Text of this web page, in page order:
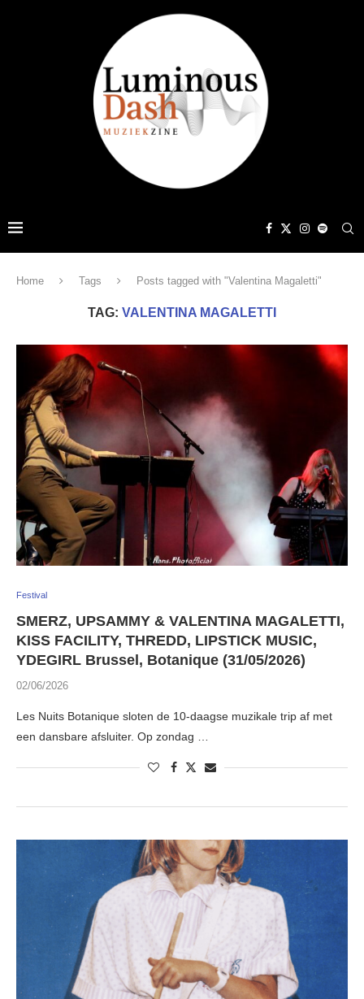
Home Tags Posts tagged with "Valentina Magaletti"
TAG: VALENTINA MAGALETTI
Festival
SMERZ, UPSAMMY & VALENTINA MAGALETTI,
KISS FACILITY, THREDD, LIPSTICK MUSIC,
YDEGIRL Brussel, Botanique (31/05/2026)
02/06/2026
Les Nuits Botanique sloten de 10-daagse muzikale trip af met
een dansbare afsluiter. Op zondag …